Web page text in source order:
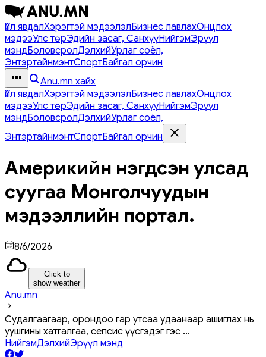
Үйл явдалХэрэгтэй мэдээлэлБизнес лавлахОнцлох
мэдээУлс төрЭдийн засаг, СанхүүНийгэмЭрүүл
мэндБоловсролДэлхийУрлаг соёл,
ЭнтэртайнмэнтСпортБайгал орчин
Anu.mn хайх
Үйл явдалХэрэгтэй мэдээлэлБизнес лавлахОнцлох
мэдээУлс төрЭдийн засаг, СанхүүНийгэмЭрүүл
мэндБоловсролДэлхийУрлаг соёл,
ЭнтэртайнмэнтСпортБайгал орчин
Америкийн нэгдсэн улсад
суугаа Монголчуудын
мэдээллийн портал.
8/6/2026
Click to
show weather
Anu.mn
Судалгаагаар, орондоо гар утсаа удаанаар ашиглах нь
уушгины хатгалгаа, сепсис үүсгэдэг гэс ...
НийгэмДэлхийЭрүүл мэнд